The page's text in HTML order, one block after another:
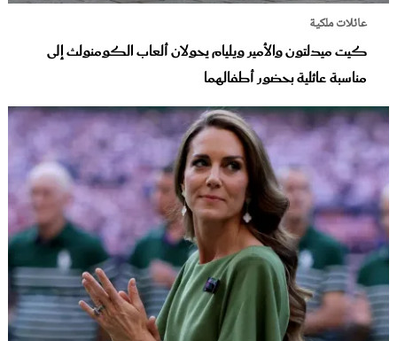
عائلات ملكية
كيت ميدلتون والأمير ويليام يحولان ألعاب الكومنولث إلى
مناسبة عائلية بحضور أطفالهما